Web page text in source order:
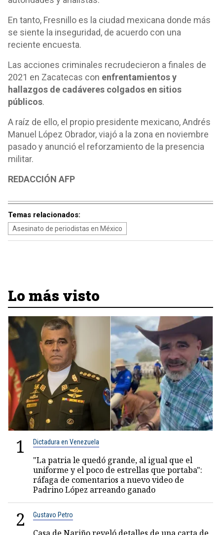
En tanto, Fresnillo es la ciudad mexicana donde más
se siente la inseguridad, de acuerdo con una
reciente encuesta.
Las acciones criminales recrudecieron a finales de
2021 en Zacatecas con enfrentamientos y
hallazgos de cadáveres colgados en sitios
públicos.
A raíz de ello, el propio presidente mexicano, Andrés
Manuel López Obrador, viajó a la zona en noviembre
pasado y anunció el reforzamiento de la presencia
militar.
REDACCIÓN AFP
Temas relacionados:
Asesinato de periodistas en México
Lo más visto
1 Dictadura en Venezuela
"La patria le quedó grande, al igual que el
uniforme y el poco de estrellas que portaba":
ráfaga de comentarios a nuevo video de
Padrino López arreando ganado
2 Gustavo Petro